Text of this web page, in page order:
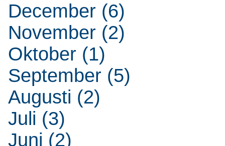
December (6)
November (2)
Oktober (1)
September (5)
Augusti (2)
Juli (3)
Juni (2)